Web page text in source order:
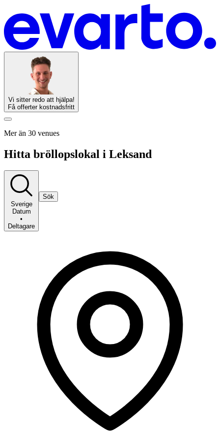
Vi sitter redo att hjälpa!
Få offerter kostnadsfritt
Mer än 30 venues
Hitta bröllopslokal i Leksand
Sverige
Datum
•
Deltagare
Sök